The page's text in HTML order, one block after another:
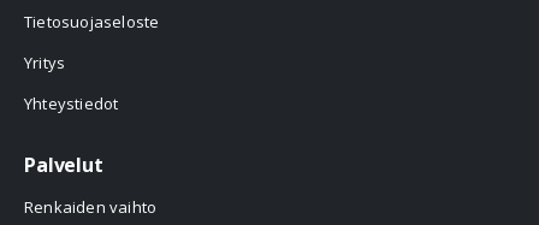
Tietosuojaseloste
Yritys
Yhteystiedot
Palvelut
Renkaiden vaihto